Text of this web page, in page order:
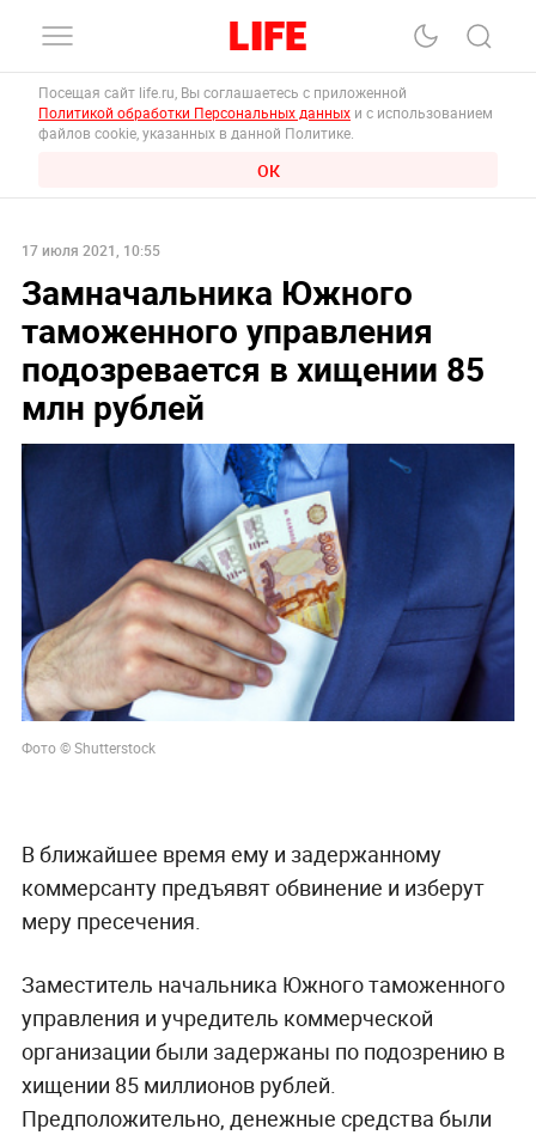
Посещая сайт life.ru, Вы соглашаетесь с приложенной
Политикой обработки Персональных данных и с использованием
файлов cookie, указанных в данной Политике.
ОК
17 июля 2021, 10:55
Замначальника Южного
таможенного управления
подозревается в хищении 85
млн рублей
Фото © Shutterstock
В ближайшее время ему и задержанному
коммерсанту предъявят обвинение и изберут
меру пресечения.
Заместитель начальника Южного таможенного
управления и учредитель коммерческой
организации были задержаны по подозрению в
хищении 85 миллионов рублей.
Предположительно, денежные средства были